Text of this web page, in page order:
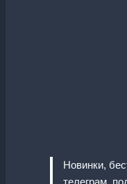
Новинки,
телеграм,